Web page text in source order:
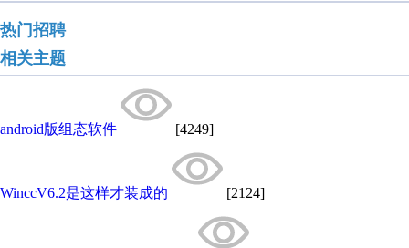
热门招聘
相关主题
android版组态软件 [4249]
WinccV6.2是这样才装成的 [2124]